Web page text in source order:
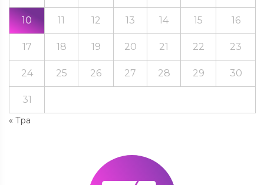
« Тра
10 11 12 13 14 15 16
17 18 19 20 21 22 23
24 25 26 27 28 29 30
31